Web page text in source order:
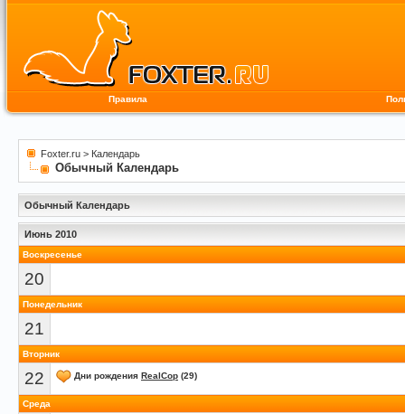
Правила
Foxter.ru > Календарь
Обычный Календарь
Обычный Календарь
Июнь 2010
Воскресенье
20
Понедельник
21
Вторник
22 Дни рождения RealCop (29)
Среда